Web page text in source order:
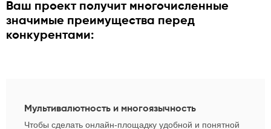
Ваш проект получит многочисленные
значимые преимущества перед
конкурентами:
Мультивалютность и многоязычность
Чтобы сделать онлайн-площадку удобной и понятной